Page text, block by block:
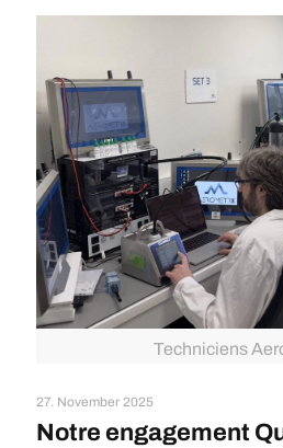
Techniciens
27. November 2025
Notre engagement